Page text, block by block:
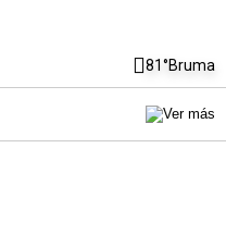
81°Bruma